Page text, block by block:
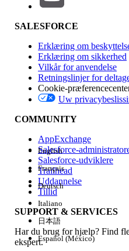
Funktionspåvirkning
Version
Experience
SALESFORCE
Erklæring om
Erklæring om sikkerhed
Vilkår for anvendelse
Retningslinjer for
Cookie-
Uw
COMMUNITY
AppExchange
Salesforce-
Salesforce-udviklere
Trailhead
Uddannelse
Tillid
SUPPORT & SERVICES
Har du brug for hjælp? Find
ekspert.
English
Français
Deutsch
Italiano
日本語
Español (México)